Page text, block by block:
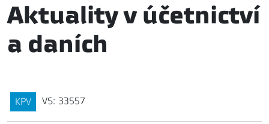
Aktuality v účetnictví
a daních
KPV VS: 33557